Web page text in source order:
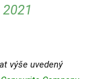
výše uvedený